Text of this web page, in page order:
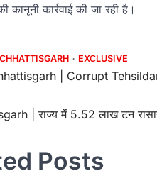
कानूनी कार्रवाई की जा रही है।
CHHATTISGARH EXCLUSIVE
| Corrupt
| राज्य में 5.52 लाख टन
Posts